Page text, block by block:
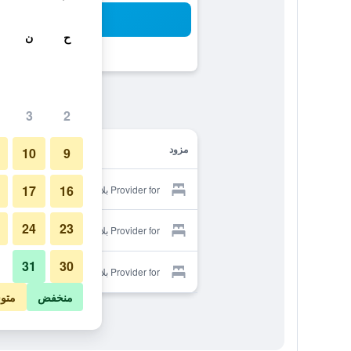
مزود
Provider for بلانك بلو بنسيون
Provider for بلانك بلو بنسيون
Provider for بلانك بلو بنسيون
ح ن
2
3
9
10
16
17
23
24
30
31
منخفض